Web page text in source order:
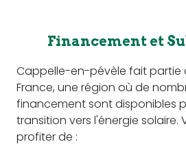
Financement et
Cappelle-en-pévèle fait partie
France, une région où de
financement sont disponibles
transition vers l'énergie solaire.
profiter de :